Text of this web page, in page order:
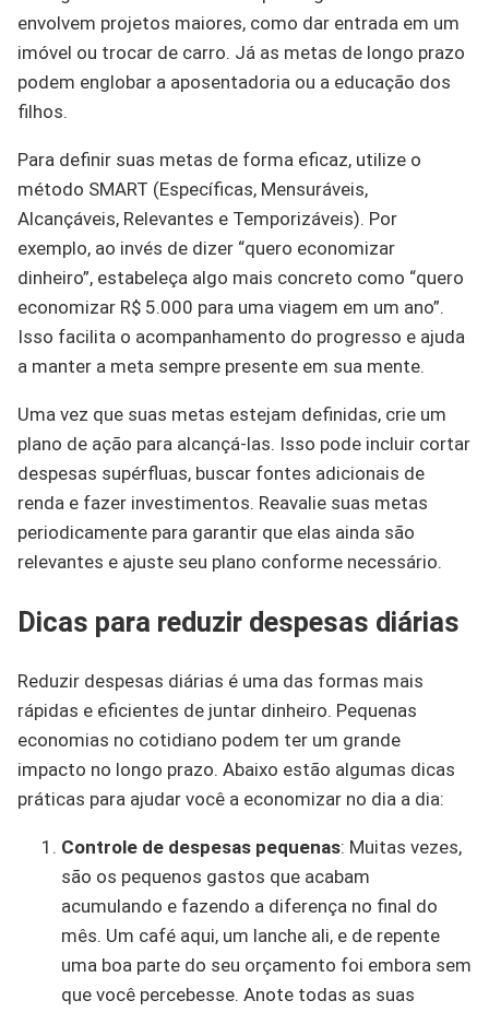
envolvem projetos maiores, como dar entrada em um
imóvel ou trocar de carro. Já as metas de longo prazo
podem englobar a aposentadoria ou a educação dos
filhos.
Para definir suas metas de forma eficaz, utilize o
método SMART (Específicas, Mensuráveis,
Alcançáveis, Relevantes e Temporizáveis). Por
exemplo, ao invés de dizer “quero economizar
dinheiro”, estabeleça algo mais concreto como “quero
economizar R$ 5.000 para uma viagem em um ano”.
Isso facilita o acompanhamento do progresso e ajuda
a manter a meta sempre presente em sua mente.
Uma vez que suas metas estejam definidas, crie um
plano de ação para alcançá-las. Isso pode incluir cortar
despesas supérfluas, buscar fontes adicionais de
renda e fazer investimentos. Reavalie suas metas
periodicamente para garantir que elas ainda são
relevantes e ajuste seu plano conforme necessário.
Dicas para reduzir despesas diárias
Reduzir despesas diárias é uma das formas mais
rápidas e eficientes de juntar dinheiro. Pequenas
economias no cotidiano podem ter um grande
impacto no longo prazo. Abaixo estão algumas dicas
práticas para ajudar você a economizar no dia a dia:
Controle de despesas pequenas: Muitas vezes,
são os pequenos gastos que acabam
acumulando e fazendo a diferença no final do
mês. Um café aqui, um lanche ali, e de repente
uma boa parte do seu orçamento foi embora sem
que você percebesse. Anote todas as suas